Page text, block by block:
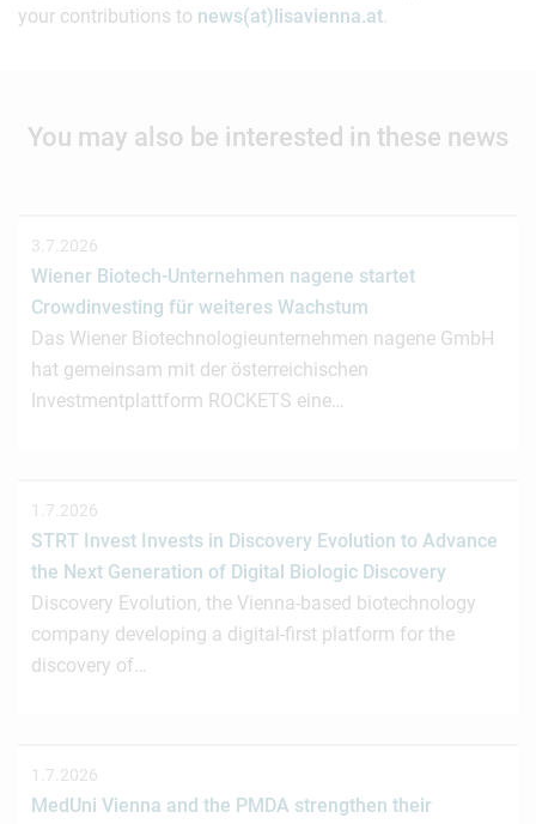
your contributions to news(at)lisavienna.at.
You may also be interested in these news
3.7.2026
Wiener Biotech-Unternehmen nagene startet
Crowdinvesting für weiteres Wachstum
Das Wiener Biotechnologieunternehmen nagene GmbH
hat gemeinsam mit der österreichischen
Investmentplattform ROCKETS eine…
1.7.2026
STRT Invest Invests in Discovery Evolution to Advance
the Next Generation of Digital Biologic Discovery
Discovery Evolution, the Vienna-based biotechnology
company developing a digital-first platform for the
discovery of…
1.7.2026
MedUni Vienna and the PMDA strengthen their